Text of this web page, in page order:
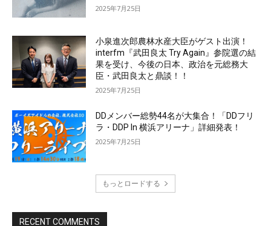
2025年7月25日
小泉進次郎農林水産大臣がゲスト出演！
interfm『武田良太 Try Again』参院選の結
果を受け、今後の日本、政治を元総務大
臣・武田良太と鼎談！！
2025年7月25日
DDメンバー総勢44名が大集合！「DDフリ
ラ・DDP In 横浜アリーナ」詳細発表！
2025年7月25日
もっとロードする
RECENT COMMENTS